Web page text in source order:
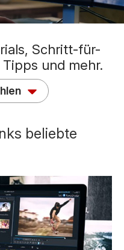
Schritt-für-
und mehr.
beliebte